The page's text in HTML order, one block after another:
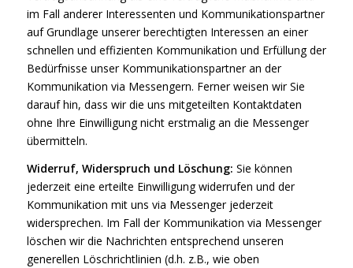
im Fall anderer Interessenten und Kommunikationspartner
auf Grundlage unserer berechtigten Interessen an einer
schnellen und effizienten Kommunikation und Erfüllung der
Bedürfnisse unser Kommunikationspartner an der
Kommunikation via Messengern. Ferner weisen wir Sie
darauf hin, dass wir die uns mitgeteilten Kontaktdaten
ohne Ihre Einwilligung nicht erstmalig an die Messenger
übermitteln.
Widerruf, Widerspruch und Löschung: Sie können
jederzeit eine erteilte Einwilligung widerrufen und der
Kommunikation mit uns via Messenger jederzeit
widersprechen. Im Fall der Kommunikation via Messenger
löschen wir die Nachrichten entsprechend unseren
generellen Löschrichtlinien (d.h. z.B., wie oben